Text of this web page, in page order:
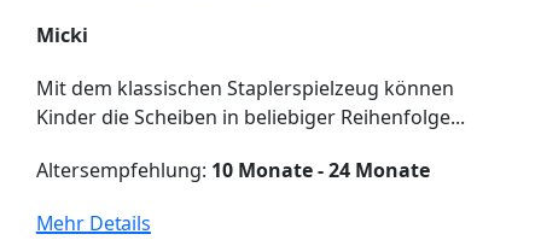
Micki
Mit dem klassischen Staplerspielzeug können
Kinder die Scheiben in beliebiger Reihenfolge...
Altersempfehlung: 10 Monate - 24 Monate
Mehr Details